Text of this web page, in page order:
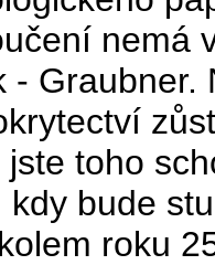
nemá
-
toho
bude
roku